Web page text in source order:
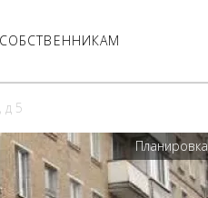
д 5
Планировка